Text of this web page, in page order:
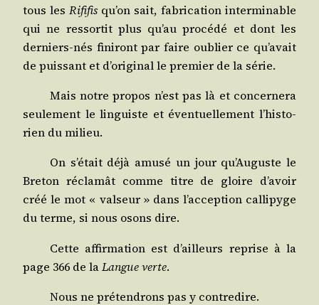
tous les Rifi­fis qu’on sait, fabri­ca­tion inter­mi­nable
qui ne res­sor­tit plus qu’au pro­cé­dé et dont les
der­niers-nés fini­ront par faire oublier ce qu’a­vait
de puis­sant et d’o­ri­gi­nal le pre­mier de la série.
Mais notre pro­pos n’est pas là et concer­ne­ra
seule­ment le lin­guiste et éven­tuel­le­ment l’his­to­
rien du milieu.
On s’é­tait déjà amu­sé un jour qu’Au­guste le
Bre­ton récla­mât comme titre de gloire d’a­voir
créé le mot « val­seur » dans l’ac­cep­tion cal­li­pyge
du terme, si nous osons dire.
Cette affir­ma­tion est d’ailleurs reprise à la
page 366 de laLangue verte.
Nous ne pré­ten­drons pas y contredire.